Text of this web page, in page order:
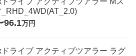
96.1万円